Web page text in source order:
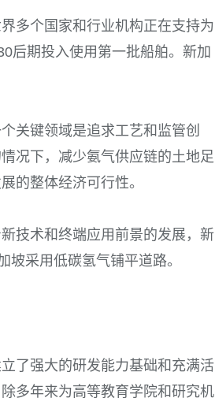
多个国家和行业机构正在支持为
后期投入使用第一批船舶。新加
关键领域是追求工艺和监管创
况下，减少氨气供应链的土地足
的整体经济可行性。
技术和终端应用前景的发展，新
坡采用低碳氢气铺平道路。
了强大的研发能力基础和充满活
多年来为高等教育学院和研究机